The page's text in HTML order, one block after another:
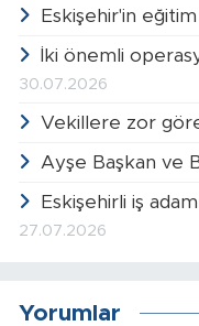
Eskişehir'in eğitim
İki önemli
30.07.2026
Vekillere zor
Ayşe Başkan ve
Eskişehirli iş
27.07.2026
Yorumlar